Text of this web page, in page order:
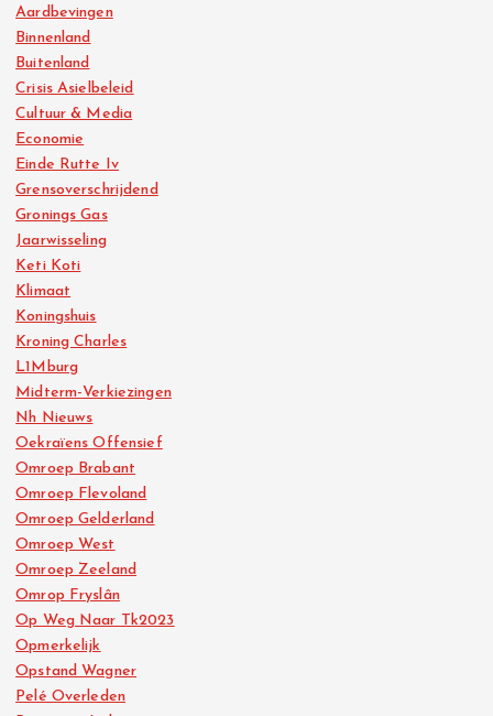
Aardbevingen
Binnenland
Buitenland
Crisis Asielbeleid
Cultuur & Media
Economie
Einde Rutte Iv
Grensoverschrijdend
Gronings Gas
Jaarwisseling
Keti Koti
Klimaat
Koningshuis
Kroning Charles
L1Mburg
Midterm-Verkiezingen
Nh Nieuws
Oekraïens Offensief
Omroep Brabant
Omroep Flevoland
Omroep Gelderland
Omroep West
Omroep Zeeland
Omrop Fryslân
Op Weg Naar Tk2023
Opmerkelijk
Opstand Wagner
Pelé Overleden